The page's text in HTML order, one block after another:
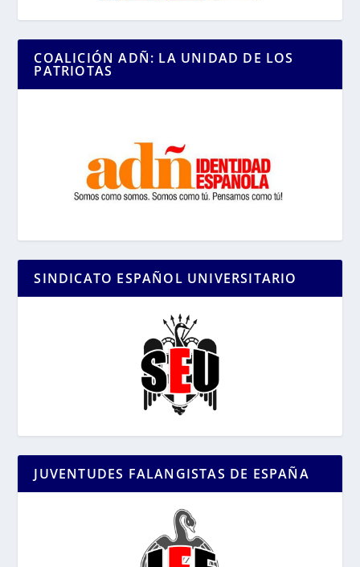
COALICIÓN ADÑ: LA UNIDAD DE LOS
PATRIOTAS
SINDICATO ESPAÑOL UNIVERSITARIO
JUVENTUDES FALANGISTAS DE ESPAÑA